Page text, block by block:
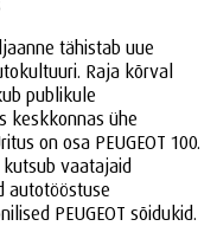
tähistab uue
Raja kõrval
publikule
keskkonnas ühe
on osa PEUGEOT 100.
vaatajaid
autotööstuse
PEUGEOT sõidukid.